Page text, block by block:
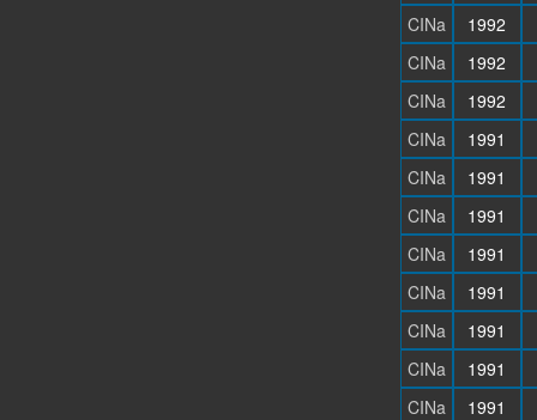
CINa
1992
CINa
1992
CINa
1992
CINa
1991
CINa
1991
CINa
1991
CINa
1991
CINa
1991
CINa
1991
CINa
1991
CINa
1991